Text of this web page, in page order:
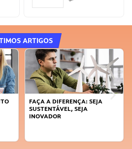
ARTIGOS
FAÇA A DIFERENÇA: SEJA
SUSTENTÁVEL, SEJA
INOVADOR